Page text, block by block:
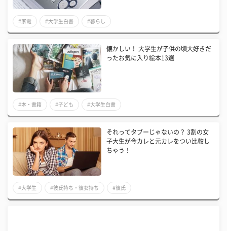
#家電 #大学生白書 #暮らし
懐かしい！ 大学生が子供の頃大好きだ
ったお気に入り絵本13選
#本・書籍 #子ども #大学生白書
それってタブーじゃないの？ 3割の女
子大生が今カレと元カレをつい比較し
ちゃう！
#大学生 #彼氏持ち・彼女持ち #彼氏